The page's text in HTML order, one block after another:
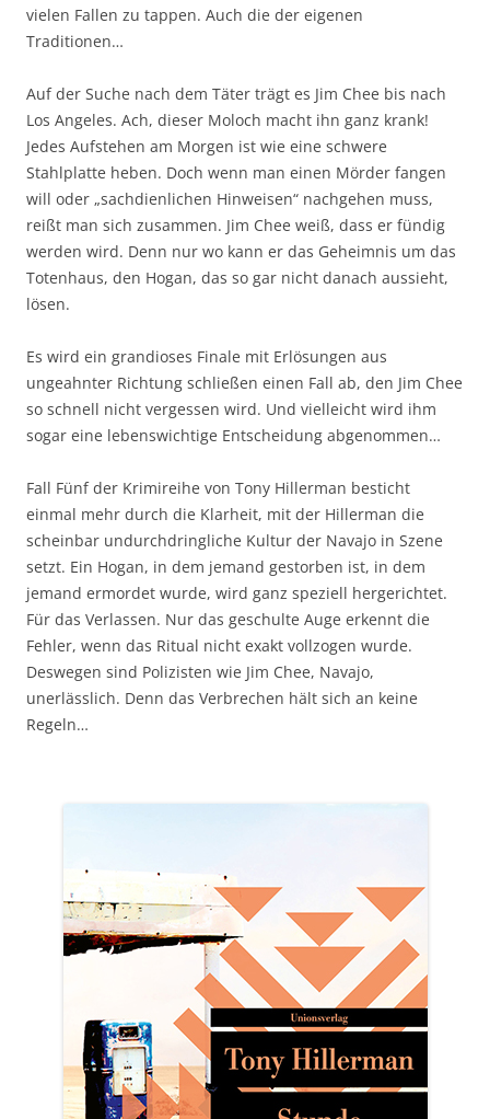
vielen Fallen zu tappen. Auch die der eigenen
Traditionen…
Auf der Suche nach dem Täter trägt es Jim Chee bis nach
Los Angeles. Ach, dieser Moloch macht ihn ganz krank!
Jedes Aufstehen am Morgen ist wie eine schwere
Stahlplatte heben. Doch wenn man einen Mörder fangen
will oder „sachdienlichen Hinweisen“ nachgehen muss,
reißt man sich zusammen. Jim Chee weiß, dass er fündig
werden wird. Denn nur wo kann er das Geheimnis um das
Totenhaus, den Hogan, das so gar nicht danach aussieht,
lösen.
Es wird ein grandioses Finale mit Erlösungen aus
ungeahnter Richtung schließen einen Fall ab, den Jim Chee
so schnell nicht vergessen wird. Und vielleicht wird ihm
sogar eine lebenswichtige Entscheidung abgenommen…
Fall Fünf der Krimireihe von Tony Hillerman besticht
einmal mehr durch die Klarheit, mit der Hillerman die
scheinbar undurchdringliche Kultur der Navajo in Szene
setzt. Ein Hogan, in dem jemand gestorben ist, in dem
jemand ermordet wurde, wird ganz speziell hergerichtet.
Für das Verlassen. Nur das geschulte Auge erkennt die
Fehler, wenn das Ritual nicht exakt vollzogen wurde.
Deswegen sind Polizisten wie Jim Chee, Navajo,
unerlässlich. Denn das Verbrechen hält sich an keine
Regeln…